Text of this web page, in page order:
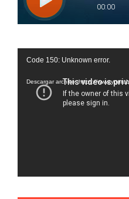
Reproductor
vídeo
Code 150: Unknown error.
Descargar archivo: https://